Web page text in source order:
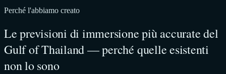
Perché l'abbiamo creato
Le previsioni di immersione più accurate del
Gulf of Thailand — perché quelle esistenti
non lo sono